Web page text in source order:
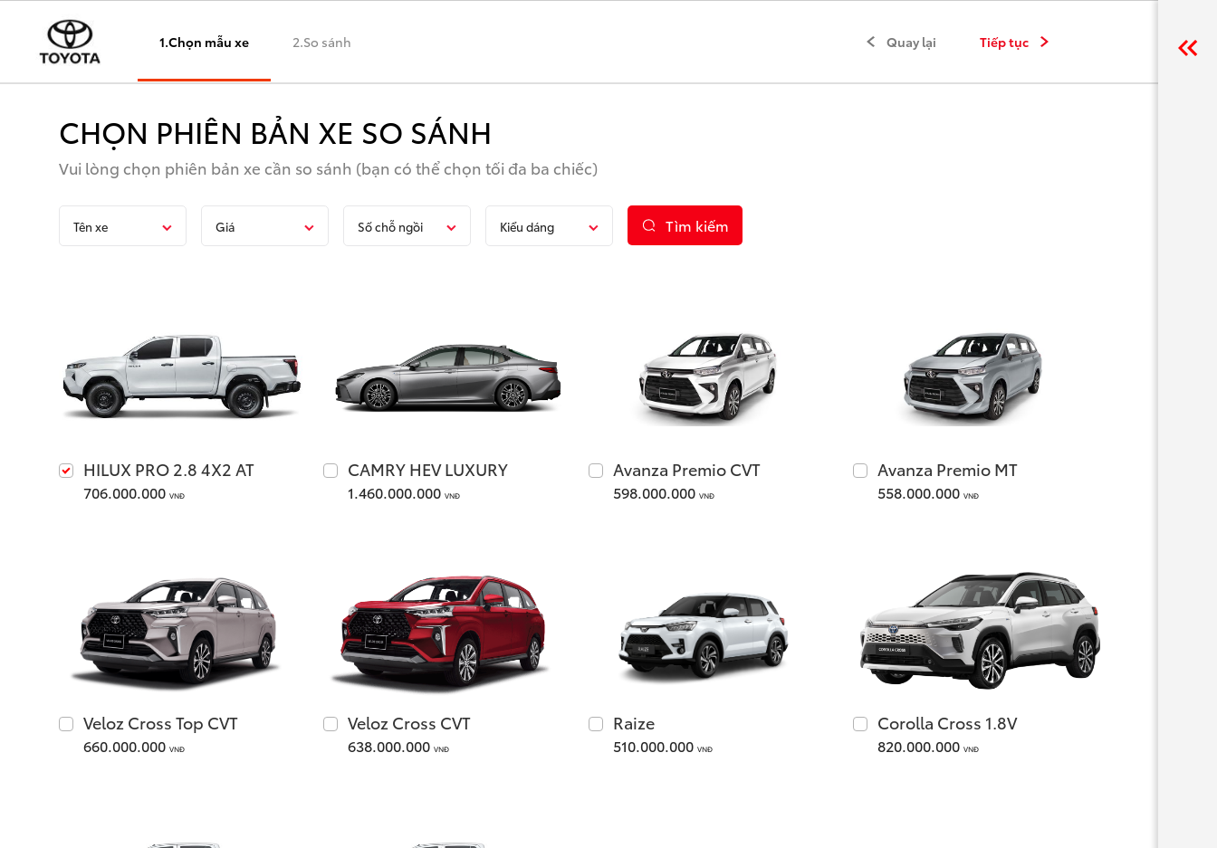
1.Chọn mẫu xe 2.So sánh Quay lại Tiếp tục
CHỌN PHIÊN BẢN XE SO SÁNH
Vui lòng chọn phiên bản xe cần so sánh (bạn có thể chọn tối đa ba chiếc)
Tên xe Giá Số chỗ ngồi Kiểu dáng Tìm kiếm
HILUX PRO 2.8 4X2 AT
706.000.000 VNĐ
CAMRY HEV LUXURY
1.460.000.000 VNĐ
Avanza Premio CVT
598.000.000 VNĐ
Avanza Premio MT
558.000.000 VNĐ
Veloz Cross Top CVT
660.000.000 VNĐ
Veloz Cross CVT
638.000.000 VNĐ
Raize
510.000.000 VNĐ
Corolla Cross 1.8V
820.000.000 VNĐ